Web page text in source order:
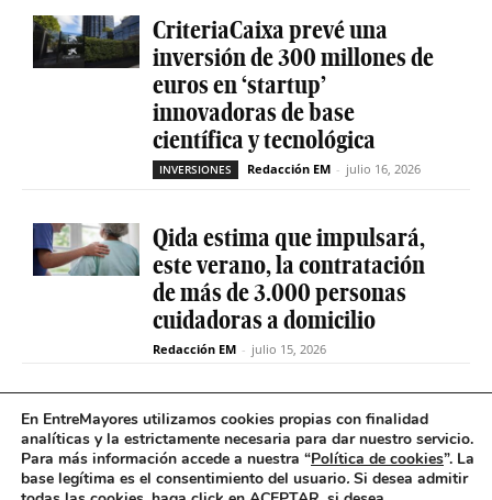
CriteriaCaixa prevé una
inversión de 300 millones de
euros en ‘startup’
innovadoras de base
científica y tecnológica
INVERSIONES Redacción EM - julio 16, 2026
Qida estima que impulsará,
este verano, la contratación
de más de 3.000 personas
cuidadoras a domicilio
Redacción EM - julio 15, 2026
La sociedad de capital riesgo
Axis invertirá hasta 15
millones en Qida para
acelerar su expansión
En EntreMayores utilizamos cookies propias con finalidad
analíticas y la estrictamente necesaria para dar nuestro servicio.
Para más información accede a nuestra “Política de cookies”. La
base legítima es el consentimiento del usuario. Si desea admitir